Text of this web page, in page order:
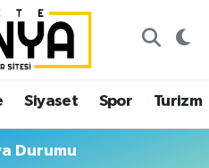
Siyaset Spor Turizm
Durumu
Haritası